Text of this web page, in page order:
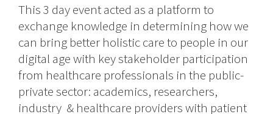
This 3 day event acted as a platform to
exchange knowledge in determining how we
can bring better holistic care to people in our
digital age with key stakeholder participation
from healthcare professionals in the public-
private sector: academics, researchers,
industry & healthcare providers with patient